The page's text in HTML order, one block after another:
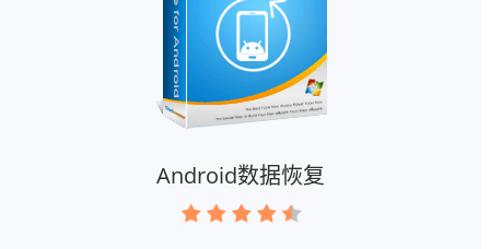
Android数据恢复